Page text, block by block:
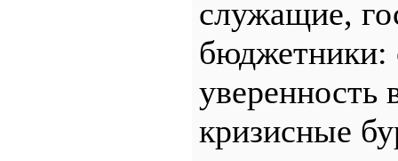
служащие,
бюджетники:
уверенность
кризисные